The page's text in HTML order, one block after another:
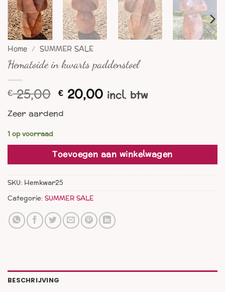
Home / SUMMER SALE
Hematoide in kwarts paddenstoel
€25,00 Oorspronkelijke
prijs
was:
€ 20,00Huidige
prijs
incl. btw
Zeer aardend
1 op voorraad
Toevoegen aan winkelwagen
SKU: Hemkwar25
Categorie:SUMMER SALE
BESCHRIJVING